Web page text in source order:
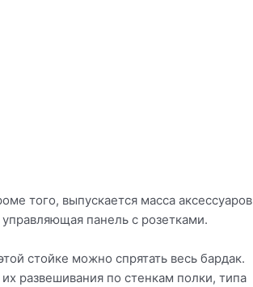
того, выпускается масса аксессуаров
панель с розетками.
стойке можно спрятать весь бардак.
развешивания по стенкам полки, типа